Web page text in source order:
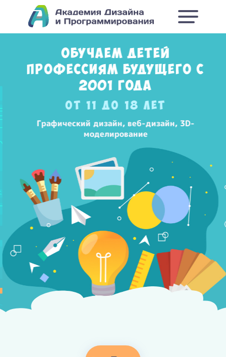
Обучаем детей
профессиям будущего с
2001 года
От 11 до 18 лет
Графический дизайн, веб-дизайн, 3D-
моделирование